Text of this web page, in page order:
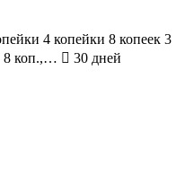
4 копейки 8 копеек 3
8 коп.,…  30 дней